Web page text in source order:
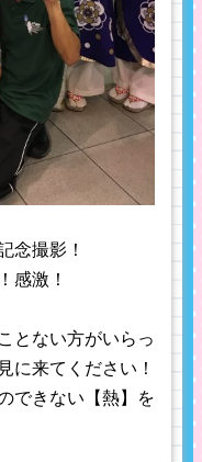
念撮影！
感激！
とない方がいらっ
に来てください！
できない【熱】を